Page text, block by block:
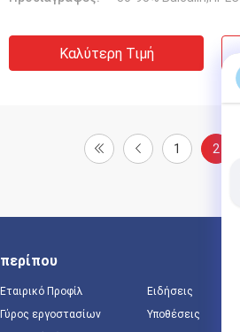
Καλύτερη Τιμή
1 2
περίπου
Εταιρικό Προφίλ
Γύρος εργοστασίων
Ειδήσεις
Υποθέσεις